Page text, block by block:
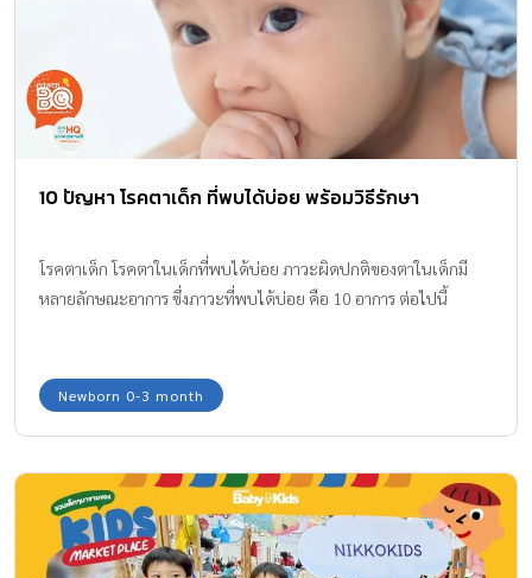
10 ปัญหา โรคตาเด็ก ที่พบได้บ่อย พร้อมวิธีรักษา
โรคตาเด็ก โรคตาในเด็กที่พบได้บ่อย ภาวะผิดปกติของตาในเด็กมี
หลายลักษณะอาการ ซึ่งภาวะที่พบได้บ่อย คือ 10 อาการ ต่อไปนี้
Newborn 0-3 month